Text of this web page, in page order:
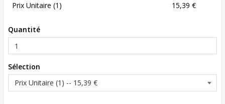
Prix Unitaire (1)
15,39 €
Quantité
Sélection